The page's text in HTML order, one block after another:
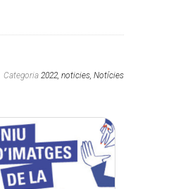
Categoria 2022, noticies, Notícies